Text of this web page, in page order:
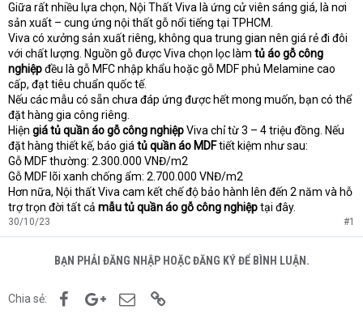
Giữa rất nhiều lựa chọn, Nội Thất Viva là ứng cử viên sáng giá, là nơi
sản xuất – cung ứng nội thất gỗ nổi tiếng tại TPHCM.
Viva có xưởng sản xuất riêng, không qua trung gian nên giá rẻ đi đôi
với chất lượng. Nguồn gỗ được Viva chọn lọc làm tủ áo gỗ công
nghiệpđều là gỗ MFC nhập khẩu hoặc gỗ MDF phủ Melamine cao
cấp, đạt tiêu chuẩn quốc tế.
Nếu các mẫu có sẵn chưa đáp ứng được hết mong muốn, bạn có thể
đặt hàng gia công riêng.
Hiện giá tủ quần áo gỗ công nghiệpViva chỉ từ 3 – 4 triệu đồng. Nếu
đặt hàng thiết kế, báo giátủ quần áo MDFtiết kiệm như sau:
Gỗ MDF thường: 2.300.000 VNĐ/m2
Gỗ MDF lõi xanh chống ẩm: 2.700.000 VNĐ/m2
Hơn nữa, Nội thất Viva cam kết chế độ bảo hành lên đến 2 năm và hỗ
trợ trọn đời tất cả mẫu tủ quần áo gỗ công nghiệptại đây.
30/10/23 #1
BẠN PHẢI ĐĂNG NHẬP HOẶC ĐĂNG KÝ ĐỂ BÌNH LUẬN.
Chia sẻ: FacebookGoogle+Email